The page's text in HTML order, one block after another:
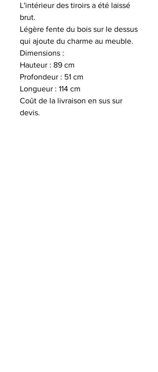
L'intérieur des tiroirs a été laissé
brut.
Légère fente du bois sur le dessus
qui ajoute du charme au meuble.
Dimensions :
Hauteur : 89 cm
Profondeur : 51 cm
Longueur : 114 cm
Coût de la livraison en sus sur
devis.